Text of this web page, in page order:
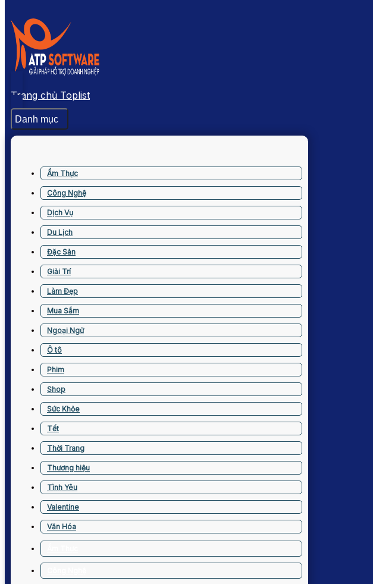
Trang chủ Toplist
Danh mục
Ẩm Thực
Công Nghệ
Dịch Vụ
Du Lịch
Đặc Sản
Giải Trí
Làm Đẹp
Mua Sắm
Ngoại Ngữ
Ô tô
Phim
Shop
Sức Khỏe
Tết
Thời Trang
Thương hiệu
Tình Yêu
Valentine
Văn Hóa